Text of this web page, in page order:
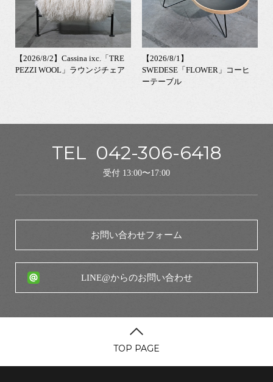
【2026/8/2】Cassina ixc.「TRE
PEZZI WOOL」ラウンジチェア
【2026/8/1】
SWEDESE「FLOWER」コーヒ
ーテーブル
TEL 042-306-6418
受付 13:00〜17:00
お問い合わせフォーム
LINE@からのお問い合わせ
TOP PAGE